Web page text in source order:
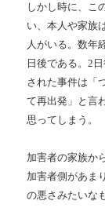
しかし時に、こ
い、本人や家族
人がいる。数年
日後である。2
された事件は「
て再出発」と言
思ってしまう。
加害者の家族か
加害者側があま
の悪さみたいな